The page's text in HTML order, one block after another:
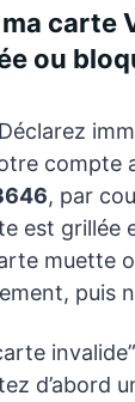
carte
ou
compte
, par
est grillée
muette
puis
d’abord